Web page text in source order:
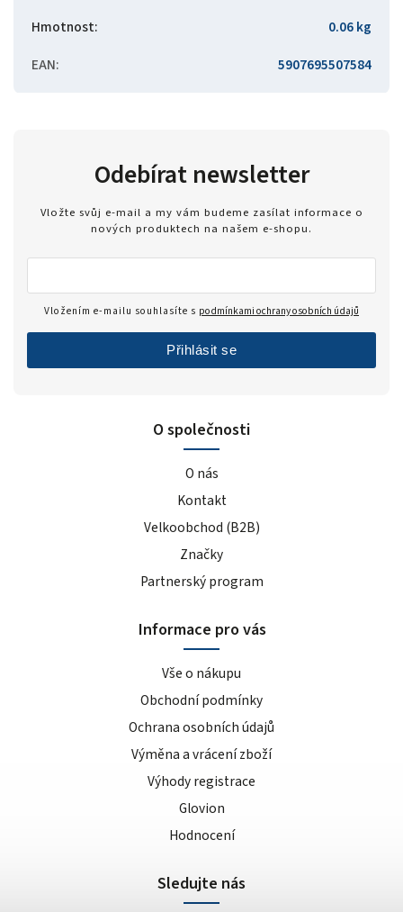
Hmotnost:
0.06 kg
EAN: 5907695507584
O společnosti
O nás
Kontakt
Velkoobchod (B2B)
Značky
Partnerský program
Informace pro vás
Vše o nákupu
Obchodní podmínky
Ochrana osobních údajů
Výměna a vrácení zboží
Výhody registrace
Glovion
Hodnocení
Odebírat newsletter
Vložte svůj e-mail a my vám budeme zasílat informace o
nových produktech na našem e-shopu.
Vložením e-mailu souhlasíte s podmínkami ochrany osobních údajů
Přihlásit se
Sledujte nás